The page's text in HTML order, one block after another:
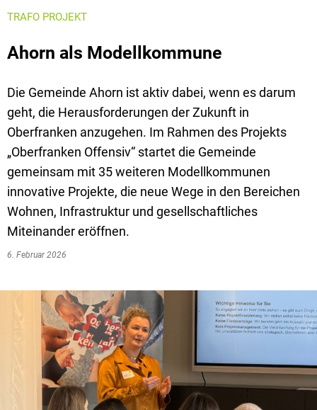
TRAFO PROJEKT
Ahorn als Modellkommune
Die Gemeinde Ahorn ist aktiv dabei, wenn es darum
geht, die Herausforderungen der Zukunft in
Oberfranken anzugehen. Im Rahmen des Projekts
„Oberfranken Offensiv“ startet die Gemeinde
gemeinsam mit 35 weiteren Modellkommunen
innovative Projekte, die neue Wege in den Bereichen
Wohnen, Infrastruktur und gesellschaftliches
Miteinander eröffnen.
6. Februar 2026